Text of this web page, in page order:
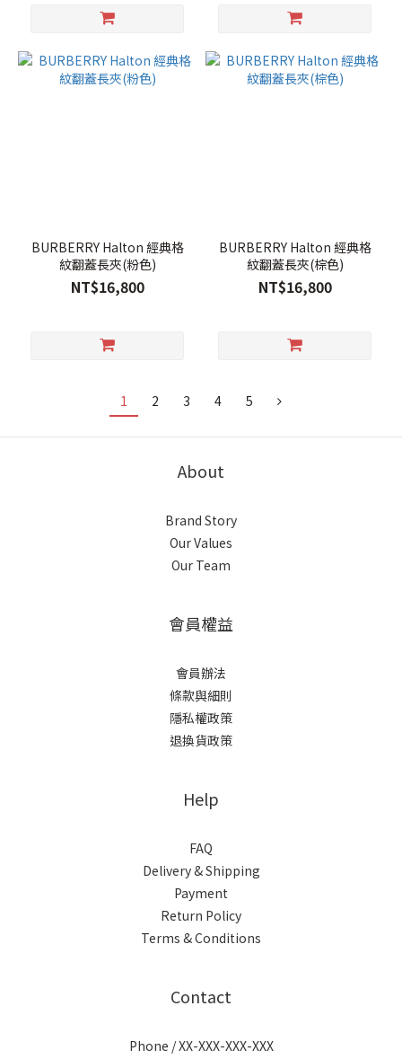
BURBERRY Halton 經典格
紋翻蓋長夾(粉色)
NT$16,800
BURBERRY Halton 經典格
紋翻蓋長夾(棕色)
NT$16,800
1 2 3 4 5
About
Brand Story
Our Values
Our Team
會員權益
會員辦法
條款與細則
隱私權政策
退換貨政策
Help
FAQ
Delivery & Shipping
Payment
Return Policy
Terms & Conditions
Contact
Phone / XX-XXX-XXX-XXX